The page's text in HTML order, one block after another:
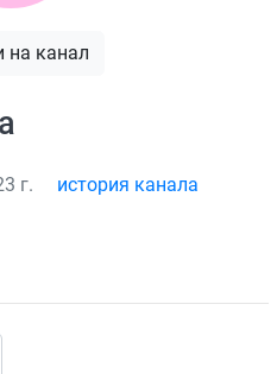
на канал
г. история канала